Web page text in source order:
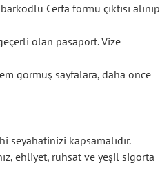
Cerfa formu çıktısı alınıp
olan pasaport. Vize
görmüş sayfalara, daha önce
seyahatinizi kapsamalıdır.
ehliyet, ruhsat ve yeşil sigorta